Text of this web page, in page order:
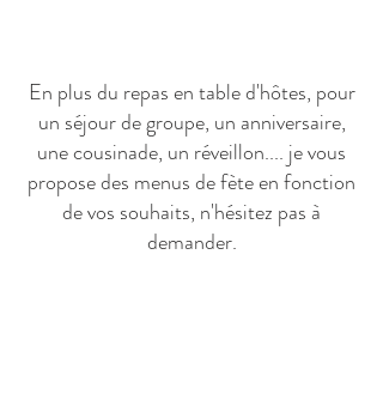
En plus du repas en table d'hôtes, pour
un séjour de groupe, un anniversaire,
une cousinade, un réveillon.... je vous
propose des menus de fète en fonction
de vos souhaits, n'hésitez pas à
demander.